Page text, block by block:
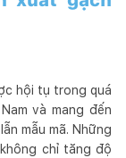
hội tụ trong quá
và mang đến
mẫu mã. Những
chỉ tăng độ